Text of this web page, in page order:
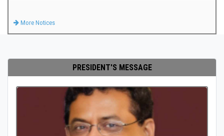
More Notices
PRESIDENT'S MESSAGE